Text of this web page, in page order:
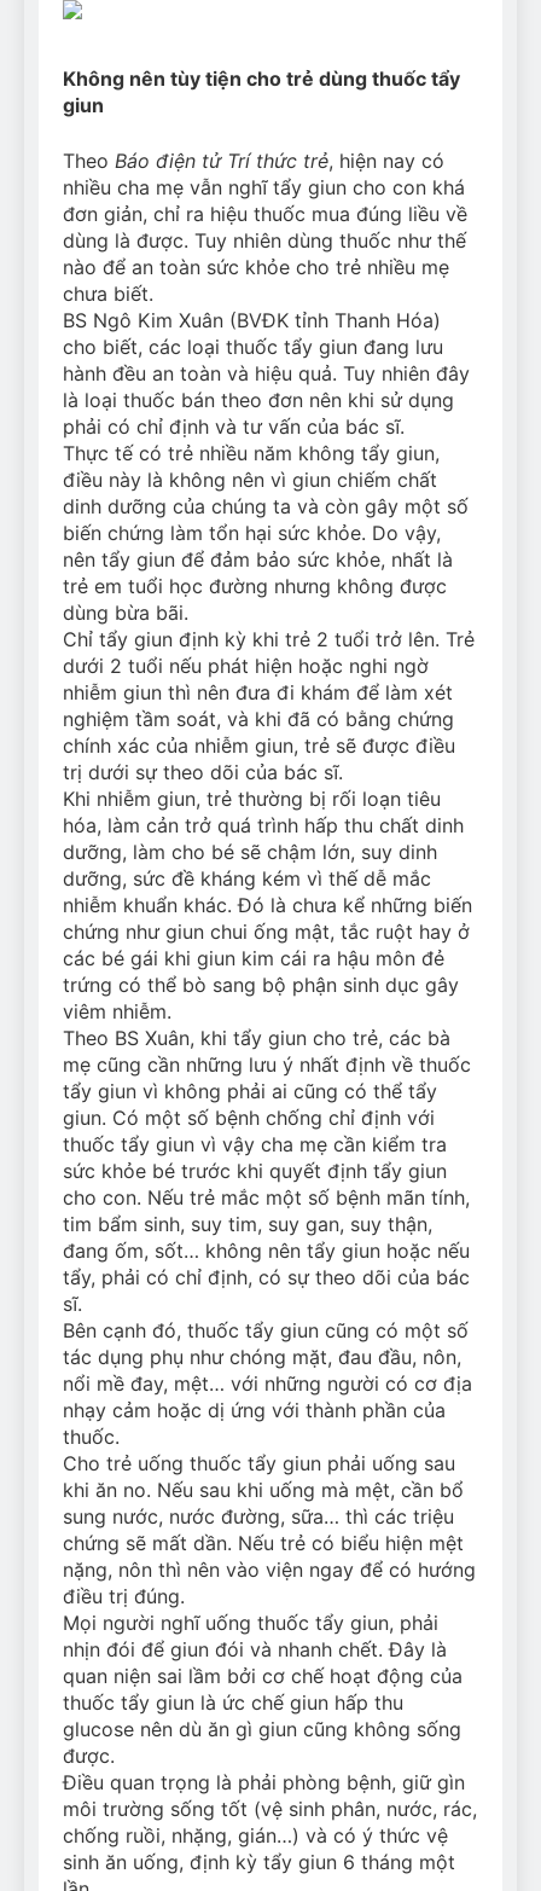
Không nên tùy tiện cho trẻ dùng thuốc tẩy
giun
Theo Báo điện tử Trí thức trẻ, hiện nay có
nhiều cha mẹ vẫn nghĩ tẩy giun cho con khá
đơn giản, chỉ ra hiệu thuốc mua đúng liều về
dùng là được. Tuy nhiên dùng thuốc như thế
nào để an toàn sức khỏe cho trẻ nhiều mẹ
chưa biết.
BS Ngô Kim Xuân (BVĐK tỉnh Thanh Hóa)
cho biết, các loại thuốc tẩy giun đang lưu
hành đều an toàn và hiệu quả. Tuy nhiên đây
là loại thuốc bán theo đơn nên khi sử dụng
phải có chỉ định và tư vấn của bác sĩ.
Thực tế có trẻ nhiều năm không tẩy giun,
điều này là không nên vì giun chiếm chất
dinh dưỡng của chúng ta và còn gây một số
biến chứng làm tổn hại sức khỏe. Do vậy,
nên tẩy giun để đảm bảo sức khỏe, nhất là
trẻ em tuổi học đường nhưng không được
dùng bừa bãi.
Chỉ tẩy giun định kỳ khi trẻ 2 tuổi trở lên. Trẻ
dưới 2 tuổi nếu phát hiện hoặc nghi ngờ
nhiễm giun thì nên đưa đi khám để làm xét
nghiệm tầm soát, và khi đã có bằng chứng
chính xác của nhiễm giun, trẻ sẽ được điều
trị dưới sự theo dõi của bác sĩ.
Khi nhiễm giun, trẻ thường bị rối loạn tiêu
hóa, làm cản trở quá trình hấp thu chất dinh
dưỡng, làm cho bé sẽ chậm lớn, suy dinh
dưỡng, sức đề kháng kém vì thế dễ mắc
nhiễm khuẩn khác. Đó là chưa kể những biến
chứng như giun chui ống mật, tắc ruột hay ở
các bé gái khi giun kim cái ra hậu môn đẻ
trứng có thể bò sang bộ phận sinh dục gây
viêm nhiễm.
Theo BS Xuân, khi tẩy giun cho trẻ, các bà
mẹ cũng cần những lưu ý nhất định về thuốc
tẩy giun vì không phải ai cũng có thể tẩy
giun. Có một số bệnh chống chỉ định với
thuốc tẩy giun vì vậy cha mẹ cần kiểm tra
sức khỏe bé trước khi quyết định tẩy giun
cho con. Nếu trẻ mắc một số bệnh mãn tính,
tim bẩm sinh, suy tim, suy gan, suy thận,
đang ốm, sốt… không nên tẩy giun hoặc nếu
tẩy, phải có chỉ định, có sự theo dõi của bác
sĩ.
Bên cạnh đó, thuốc tẩy giun cũng có một số
tác dụng phụ như chóng mặt, đau đầu, nôn,
nổi mề đay, mệt… với những người có cơ địa
nhạy cảm hoặc dị ứng với thành phần của
thuốc.
Cho trẻ uống thuốc tẩy giun phải uống sau
khi ăn no. Nếu sau khi uống mà mệt, cần bổ
sung nước, nước đường, sữa… thì các triệu
chứng sẽ mất dần. Nếu trẻ có biểu hiện mệt
nặng, nôn thì nên vào viện ngay để có hướng
điều trị đúng.
Mọi người nghĩ uống thuốc tẩy giun, phải
nhịn đói để giun đói và nhanh chết. Đây là
quan niện sai lầm bởi cơ chế hoạt động của
thuốc tẩy giun là ức chế giun hấp thu
glucose nên dù ăn gì giun cũng không sống
được.
Điều quan trọng là phải phòng bệnh, giữ gìn
môi trường sống tốt (vệ sinh phân, nước, rác,
chống ruồi, nhặng, gián…) và có ý thức vệ
sinh ăn uống, định kỳ tẩy giun 6 tháng một